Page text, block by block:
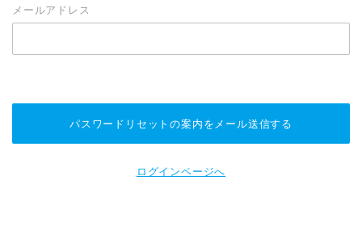
メールアドレス
ログインページへ